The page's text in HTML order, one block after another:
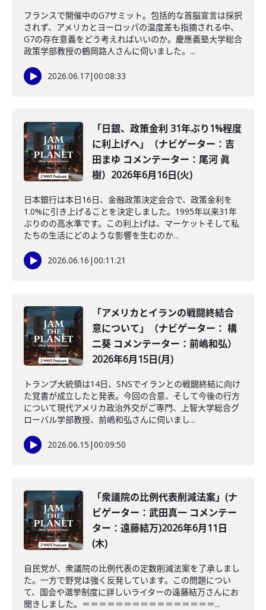
フランスで開催中のG7サミット。包括的な首脳宣言は採択
されず、アメリカとヨーロッパの温度差も指摘される中、
G7の存在意義をどう考えればいいのか。慶應義塾大学総合
政策学部教授の鶴岡路人さんに伺いました。...
2026.06.17|00:08:33
「日銀、政策金利 31年ぶり1%程度
に利上げへ」（ナビゲーター：吉
田まゆ コメンテーター：尾河 眞
樹）2026年6月16日(火)
日本銀行は本日16日、金融政策決定会合で、政策金利を
1.0%に引き上げることを決定しました。1995年以来31年
ぶりのの高水準です。この利上げは、マーケットそして私
たちの生活にどのような影響を生むのか...
2026.06.16 |00:11:21
「アメリカとイランの戦闘終結合
意について」（ナビゲーター： 構
二葵 コメンテーター：前嶋和弘）
2026年6月15日(月)
トランプ大統領は14日、SNSでイランとの戦闘終結に向け
た覚書が成立したと発表。今回の合意、そして今後の行方
について現代アメリカ政治外交がご専門、上智大学総合グ
ローバル学部教授、前嶋和弘さんに伺いまし...
2026.06.15 |00:09:50
「衆議院の比例代表削減法案」(ナ
ビゲーター：武田真一 コメンテー
ター：遠藤結万)2026年6月11日
(木)
自民党が、衆議院の比例代表の定数削減法案を了承しまし
た。一方で野党は強く反発しています。この問題につい
て、国会や選挙制度に詳しいライターの遠藤結万さんにお
聞きしました。＝＝＝＝＝＝＝＝＝＝＝＝＝＝＝＝...